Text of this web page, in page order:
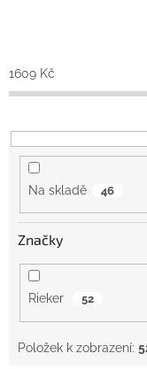
o
d
k
t
1609 Kč
Na skladě 46
Značky
Rieker 52
Položek k zobrazení: